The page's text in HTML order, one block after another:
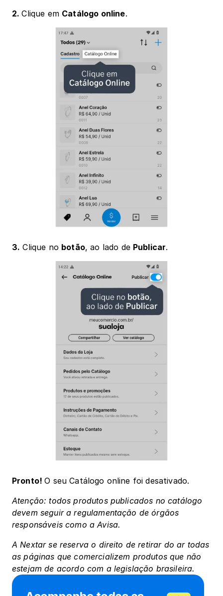
2. Clique em Catálogo online.
3. Clique no botão, ao lado de Publicar.
Pronto! O seu Catálogo online foi desativado.
Atenção: todos produtos publicados no catálogo
devem seguir a regulamentação de órgãos
responsáveis como a Avisa.
A Nextar se reserva o direito de retirar do ar todas
as páginas que comercializem produtos que não
estejam de acordo com a legislação brasileira.